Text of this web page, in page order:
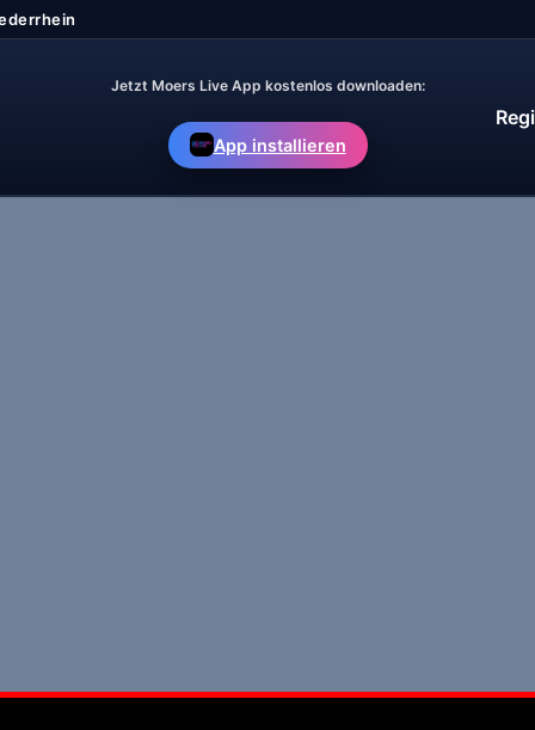
Jetzt Moers Live App kostenlos downloaden:
App installieren